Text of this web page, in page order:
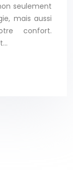
seulement
mais aussi
confort.